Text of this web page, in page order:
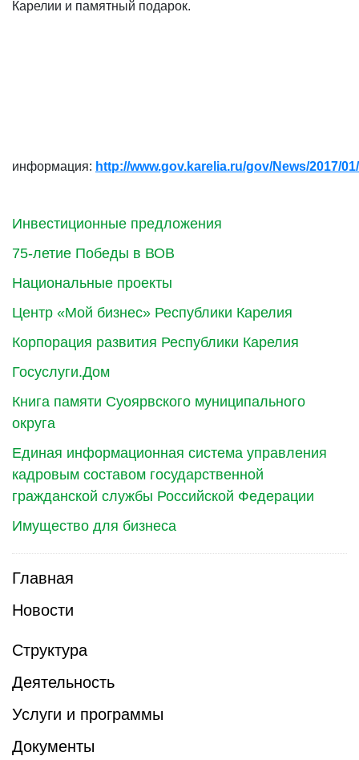
Инвестиционные предложения
75-летие Победы в ВОВ
Национальные проекты
Центр «Мой бизнес» Республики Карелия
Корпорация развития Республики Карелия
Госуслуги.Дом
Книга памяти Суоярвского муниципального
округа
Единая информационная система управления
кадровым составом государственной
гражданской службы Российской Федерации
Имущество для бизнеса
Главная
Новости
Структура
Деятельность
Услуги и программы
Документы
Карелии и памятный подарок.
информация: http://www.gov.karelia.ru/gov/News/2017/